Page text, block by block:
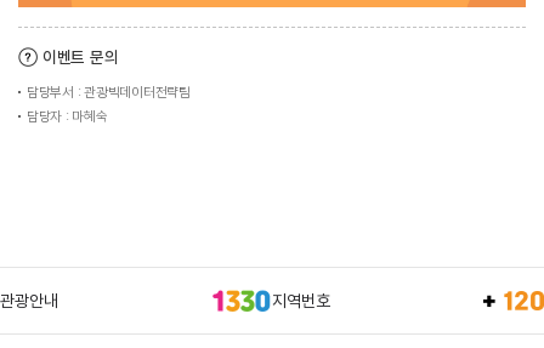
이벤트 문의
담당부서 : 관광빅데이터전략팀
담당자 : 마혜숙
관광안내 지역번호